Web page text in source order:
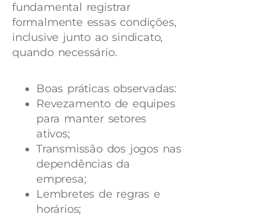
fundamental registrar
formalmente essas condições,
inclusive junto ao sindicato,
quando necessário.
Boas práticas observadas:
Revezamento de equipes
para manter setores
ativos;
Transmissão dos jogos nas
dependências da
empresa;
Lembretes de regras e
horários;